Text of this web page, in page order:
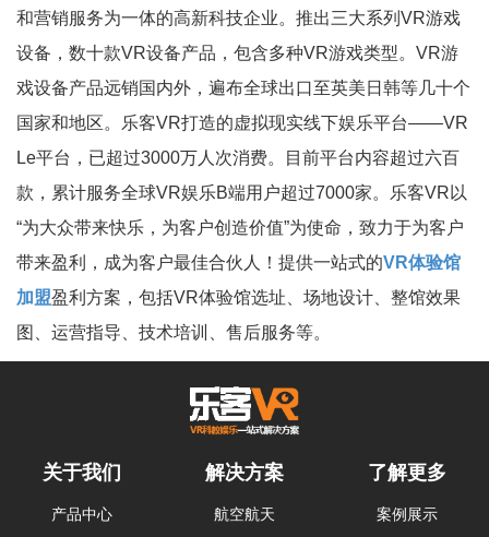
和营销服务为一体的高新科技企业。推出三大系列VR游戏
设备，数十款VR设备产品，包含多种VR游戏类型。VR游
戏设备产品远销国内外，遍布全球出口至英美日韩等几十个
国家和地区。乐客VR打造的虚拟现实线下娱乐平台——VR
Le平台，已超过3000万人次消费。目前平台内容超过六百
款，累计服务全球VR娱乐B端用户超过7000家。乐客VR以
“为大众带来快乐，为客户创造价值”为使命，致力于为客户
带来盈利，成为客户最佳合伙人！提供一站式的VR体验馆
加盟盈利方案，包括VR体验馆选址、场地设计、整馆效果
图、运营指导、技术培训、售后服务等。
关于我们
产品中心
解决方案
航空航天
了解更多
案例展示